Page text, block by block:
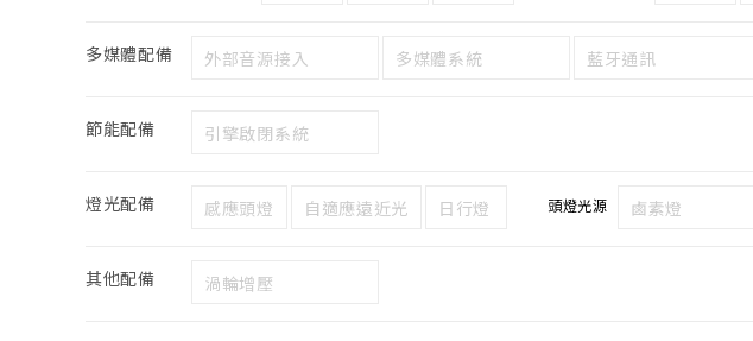
多媒體配備 外部音源接入 多媒體系統 藍牙通訊
節能配備 引擎啟閉系統
燈光配備 感應頭燈 自適應遠近光 日行燈 頭燈光源 鹵素燈
其他配備 渦輪增壓